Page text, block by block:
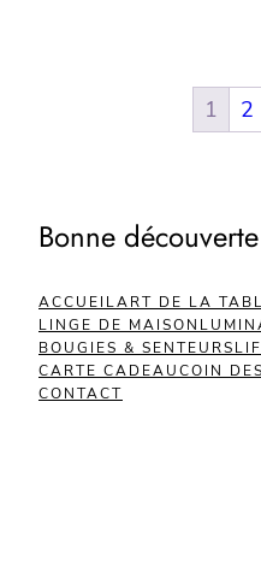
1 2
Bonne
ACCUEILART DE LA
LINGE DE MAISON
BOUGIES & SENTEURS
CARTE CADEAUCOIN
CONTACT